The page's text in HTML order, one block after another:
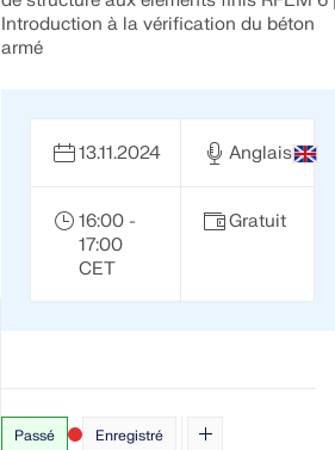
Introduction à la vérification du béton
armé
13.11.2024 Anglais
16:00 -
17:00
CET
Gratuit
Passé Enregistré